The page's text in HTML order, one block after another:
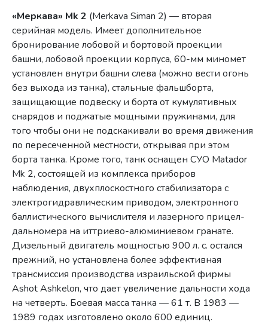
«Меркава» Mk 2 (Merkava Siman 2) — вторая
серийная модель. Имеет дополнительное
бронирование лобовой и бортовой проекции
башни, лобовой проекции корпуса, 60-мм миномет
установлен внутри башни слева (можно вести огонь
без выхода из танка), стальные фальшборта,
защищающие подвеску и борта от кумулятивных
снарядов и поджатые мощными пружинами, для
того чтобы они не подскакивали во время движения
по пересеченной местности, открывая при этом
борта танка. Кроме того, танк оснащен СУО Matador
Mk 2, состоящей из комплекса приборов
наблюдения, двухплоскостного стабилизатора с
электрогидравлическим приводом, электронного
баллистического вычислителя и лазерного прицел-
дальномера на иттриево-алюминиевом гранате.
Дизельный двигатель мощностью 900 л. с. остался
прежний, но установлена более эффективная
трансмиссия производства израильской фирмы
Ashot Ashkelon, что дает увеличение дальности хода
на четверть. Боевая масса танка — 61 т. В 1983 —
1989 годах изготовлено около 600 единиц.